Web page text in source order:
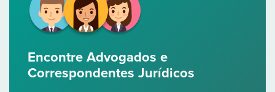
Encontre Advogados e
Correspondentes Jurídicos